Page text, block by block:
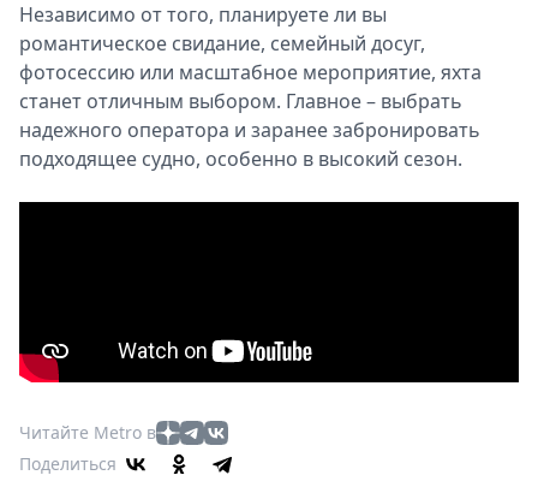
Независимо от того, планируете ли вы
романтическое свидание, семейный досуг,
фотосессию или масштабное мероприятие, яхта
станет отличным выбором. Главное – выбрать
надежного оператора и заранее забронировать
подходящее судно, особенно в высокий сезон.
Читайте Metro в
Поделиться